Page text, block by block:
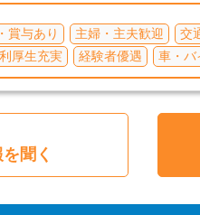
賞与あり 主婦・主夫歓迎 交
厚生充実 経験者優遇 車・バ
聞く